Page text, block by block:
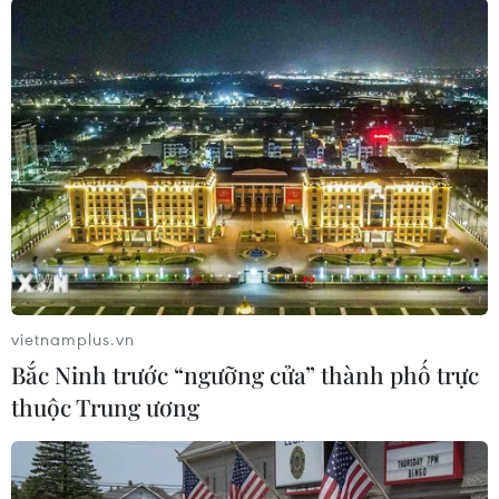
Năm 2020, Zambia đã trở thành quốc gia châu
Phi đầu tiên không thể trả được các khoản nợ
nước ngoài, ước vào khoảng 17,3 tỷ USD, kể từ
khi đại dịch COVID-19 bắt đầu bùng phát./.
(TTXVN/Vietnam+)
vietnamplus.vn
Bắc Ninh trước “ngưỡng cửa” thành phố trực
thuộc Trung ương